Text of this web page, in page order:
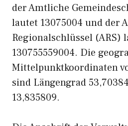
der Amtliche
lautet 13075004 und der
Regionalschlüssel (ARS)
130755559004. Die
Mittelpunktkoordinaten
sind Längengrad
13,835809.